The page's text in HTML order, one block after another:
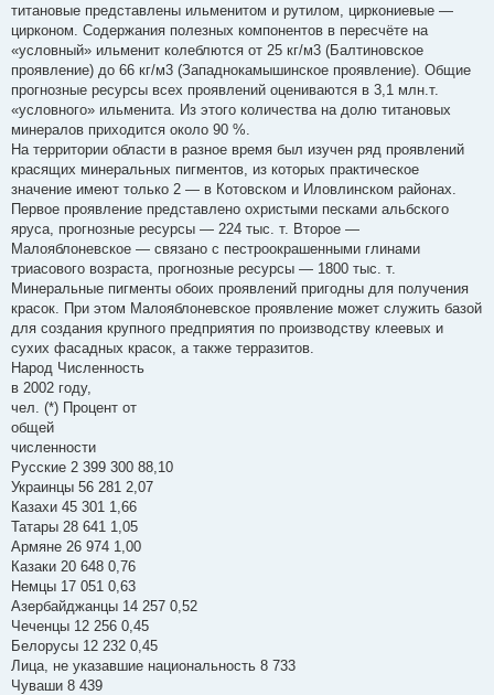
титановые представлены ильменитом и рутилом, циркониевые —
цирконом. Содержания полезных компонентов в пересчёте на
«условный» ильменит колеблются от 25 кг/м3 (Балтиновское
проявление) до 66 кг/м3 (Западнокамышинское проявление). Общие
прогнозные ресурсы всех проявлений оцениваются в 3,1 млн.т.
«условного» ильменита. Из этого количества на долю титановых
минералов приходится около 90 %.
На территории области в разное время был изучен ряд проявлений
красящих минеральных пигментов, из которых практическое
значение имеют только 2 — в Котовском и Иловлинском районах.
Первое проявление представлено охристыми песками альбского
яруса, прогнозные ресурсы — 224 тыс. т. Второе —
Малояблоневское — связано с пестроокрашенными глинами
триасового возраста, прогнозные ресурсы — 1800 тыс. т.
Минеральные пигменты обоих проявлений пригодны для получения
красок. При этом Малояблоневское проявление может служить базой
для создания крупного предприятия по производству клеевых и
сухих фасадных красок, а также терразитов.
Народ Численность
в 2002 году,
чел. (*) Процент от
общей
численности
Русские 2 399 300 88,10
Украинцы 56 281 2,07
Казахи 45 301 1,66
Татары 28 641 1,05
Армяне 26 974 1,00
Казаки 20 648 0,76
Немцы 17 051 0,63
Азербайджанцы 14 257 0,52
Чеченцы 12 256 0,45
Белорусы 12 232 0,45
Лица, не указавшие национальность 8 733
Чуваши 8 439